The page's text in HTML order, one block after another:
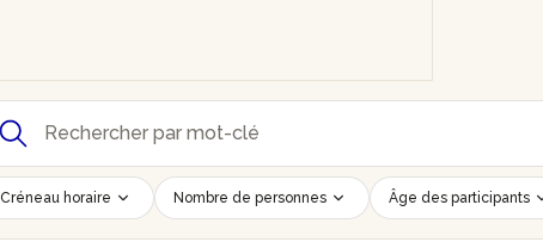
Créneau horaire Nombre de personnes Âge des participants